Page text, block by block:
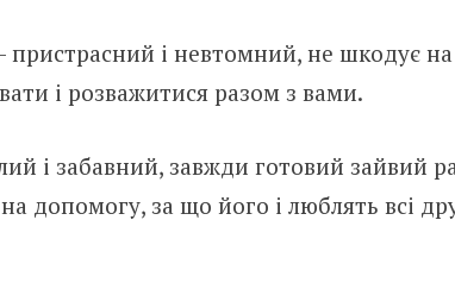
пристрасний і невтомний, не шкодує на
і розважитися разом з вами.
і забавний, завжди готовий зайвий
допомогу, за що його і люблять всі